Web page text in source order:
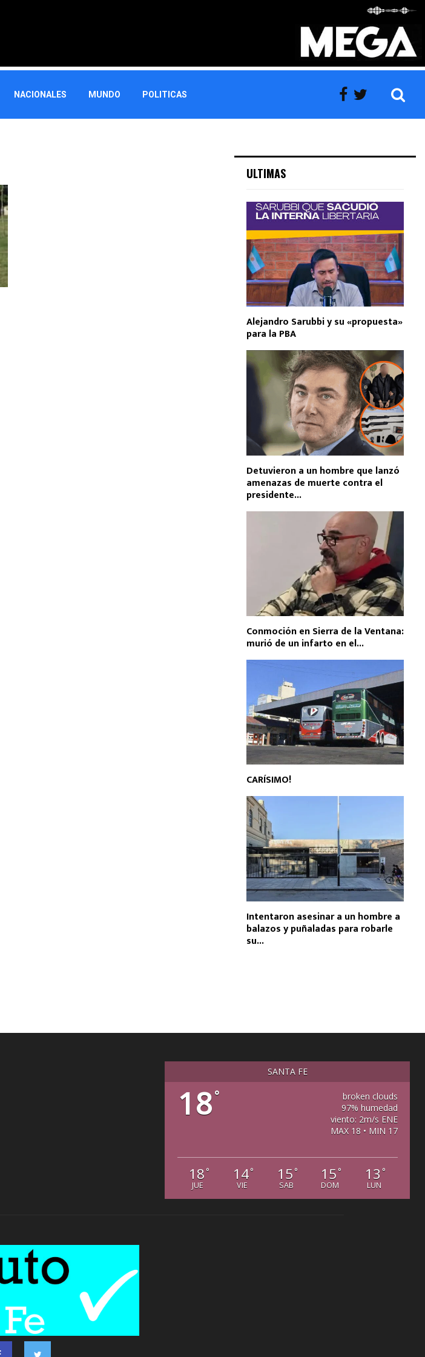
NACIONALES MUNDO POLITICAS
ULTIMAS
Alejandro Sarubbi y su «propuesta»
para la PBA
Detuvieron a un hombre que lanzó
amenazas de muerte contra el
presidente...
Conmoción en Sierra de la Ventana:
murió de un infarto en el...
CARÍSIMO!
Intentaron asesinar a un hombre a
balazos y puñaladas para robarle
su...
SANTA FE
18°
broken clouds
97% humedad
viento: 2m/s ENE
MAX 18 • MIN 17
18°
JUE
14°
VIE
15°
SAB
15°
DOM
13 °
LUN